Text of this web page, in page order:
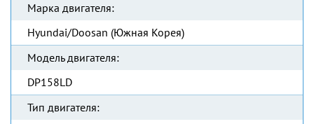
Марка двигателя:
Hyundai/Doosan (Южная Корея)
Модель двигателя:
DP158LD
Тип двигателя: